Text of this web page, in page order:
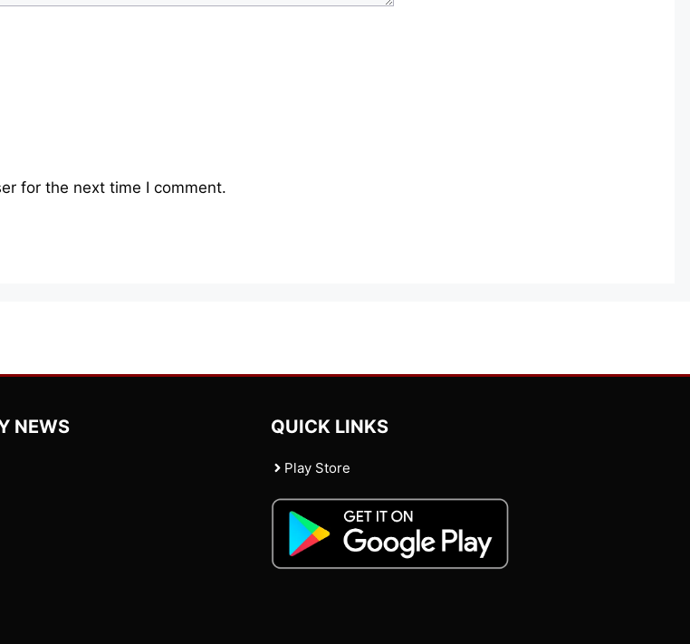
for the next time I comment.
NEWS QUICK LINKS
Play Store